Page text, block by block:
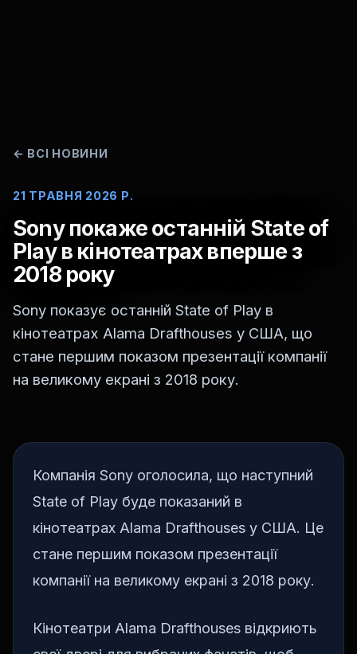
← ВСІ НОВИНИ
21 ТРАВНЯ 2026 Р.
Sony покаже останній State of
Play в кінотеатрах вперше з
2018 року
Sony показує останній State of Play в
кінотеатрах Alama Drafthouses у США, що
стане першим показом презентації компанії
на великому екрані з 2018 року.
Компанія Sony оголосила, що наступний
State of Play буде показаний в
кінотеатрах Alama Drafthouses у США. Це
стане першим показом презентації
компанії на великому екрані з 2018 року.
Кінотеатри Alama Drafthouses відкриють